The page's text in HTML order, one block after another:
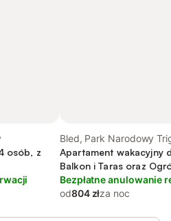
osób, z
Bled, Park Narodowy
Apartament wakacyjny
Balkon i Taras oraz
Bezpłatne anulowanie
od804 złza noc